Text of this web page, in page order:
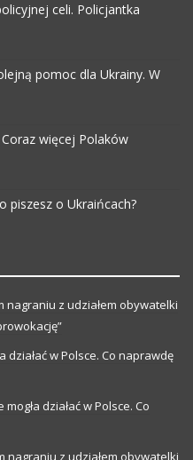
celi. Policjantka
pomoc dla Ukrainy. W
Coraz więcej Polaków
piszesz o Ukraińcach?
nagraniu z udziałem obywatelki
działać w Polsce. Co naprawdę
mogła działać w Polsce. Co
nagraniu z udziałem obywatelki